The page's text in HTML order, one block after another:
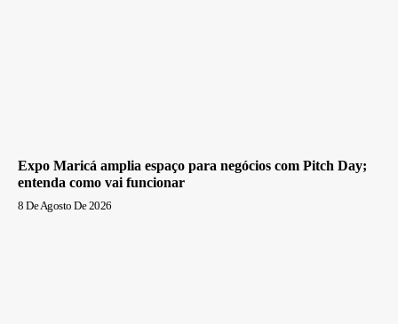
Expo Maricá amplia espaço para negócios com Pitch Day;
entenda como vai funcionar
8 De Agosto De 2026